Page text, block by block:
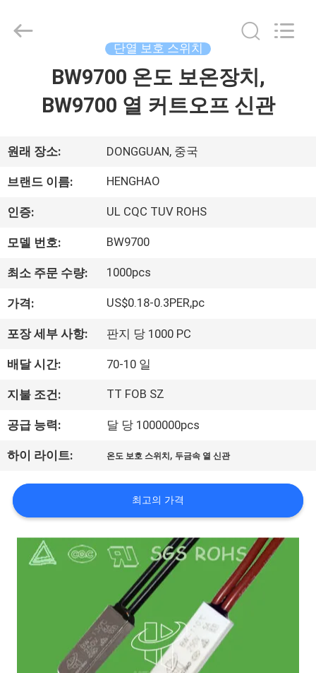
품
소
개
쇼
회
사
소
개
공
장
투
2025
단열 보호 스위치
BW9700 온도 보온장치,
BW9700 열 커트오프 신관
원래 장소: DONGGUAN, 중국
브랜드 이름: HENGHAO
인증: UL CQC TUV ROHS
모델 번호: BW9700
최소 주문 수량: 1000pcs
가격: US$0.18-0.3PER,pc
포장 세부 사항: 판지 당 1000 PC
배달 시간: 70-10 일
지불 조건: TT FOB SZ
공급 능력: 달 당 1000000pcs
하이 라이트: 온도 보호 스위치 , 두금속 열 신관
최고의 가격